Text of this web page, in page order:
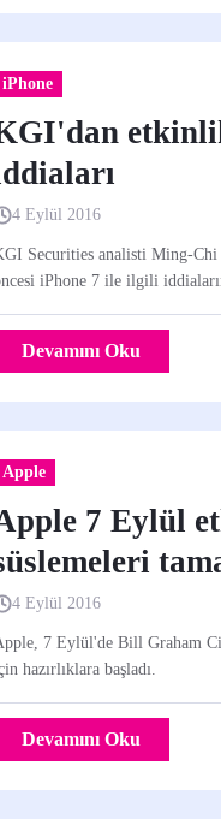
iPhone
4 Eylül 2016
Securities analisti Ming-
iPhone 7 ile ilgili
Devamını Oku
Apple
7 Eylül
4 Eylül 2016
7 Eylül'de Bill Graham
hazırlıklara başladı.
Devamını Oku